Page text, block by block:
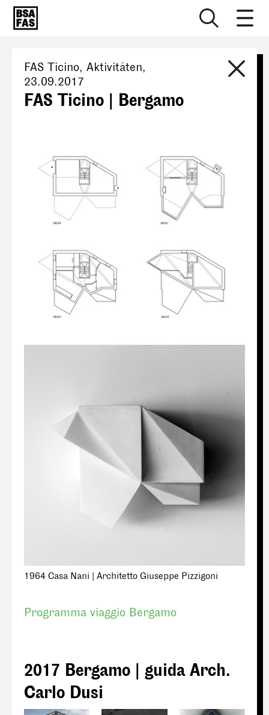
FAS Ticino, Aktivitäten,
23.09.2017
FAS Ticino | Bergamo
1964 Casa Nani | Architetto Giuseppe Pizzigoni
Programma viaggio Bergamo
2017 Bergamo | guida Arch.
Carlo Dusi